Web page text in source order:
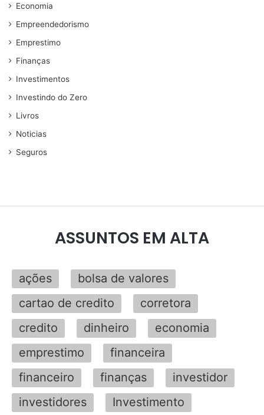
Economia
Empreendedorismo
Emprestimo
Finanças
Investimentos
Investindo do Zero
Livros
Noticias
Seguros
ASSUNTOS EM ALTA
ações
bolsa de valores
cartao de credito
corretora
credito
dinheiro
economia
emprestimo
financeira
financeiro
finanças
investidor
investidores
Investimento